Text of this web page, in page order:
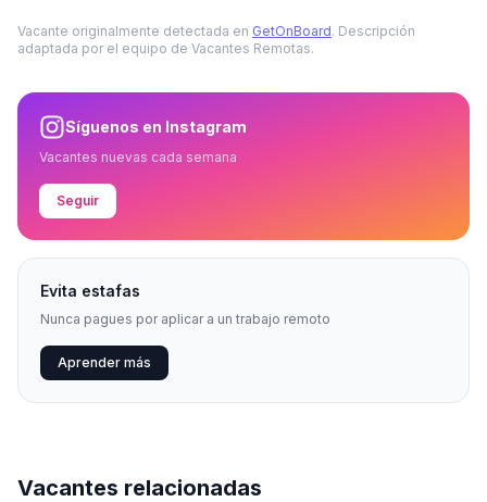
Vacante originalmente detectada en GetOnBoard. Descripción
adaptada por el equipo de Vacantes Remotas.
Síguenos en Instagram
Vacantes nuevas cada semana
Seguir
Evita estafas
Nunca pagues por aplicar a un trabajo remoto
Aprender más
Vacantes relacionadas